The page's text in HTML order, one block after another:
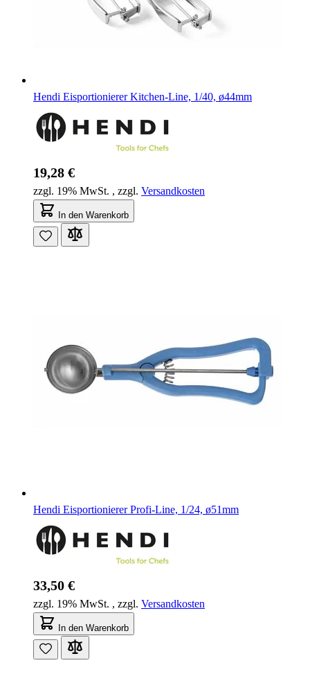
Hendi Eisportionierer Kitchen-Line, 1/40, ø44mm
19,28 €
zzgl. 19% MwSt. , zzgl. Versandkosten
In den Warenkorb
Hendi Eisportionierer Profi-Line, 1/24, ø51mm
33,50 €
zzgl. 19% MwSt. , zzgl. Versandkosten
In den Warenkorb